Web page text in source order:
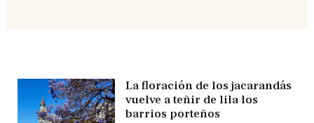
La floración de los jacarandás
vuelve a teñir de lila los
barrios porteños